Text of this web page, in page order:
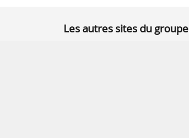
Les autres sites du groupe